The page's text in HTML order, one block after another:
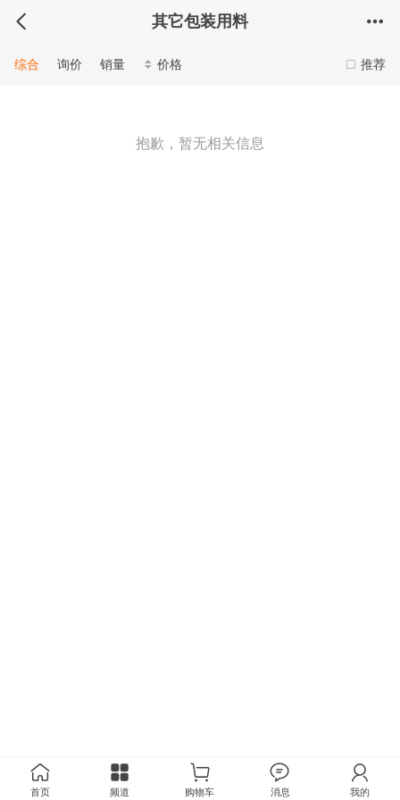
其它包装用料
推荐
综合 询价 销量 价格
抱歉，暂无相关信息
首页 频道 购物车 消息 我的